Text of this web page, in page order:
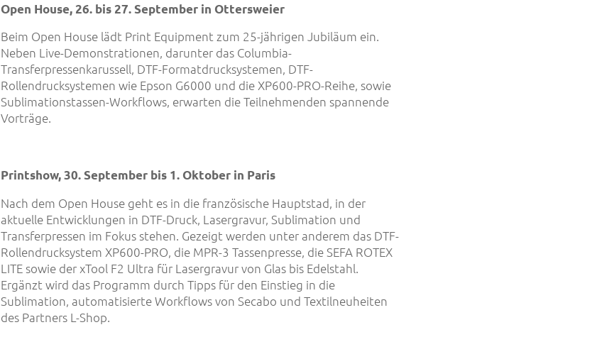
Open House, 26. bis 27. September in Ottersweier
Beim Open House lädt Print Equipment zum 25-jährigen Jubiläum ein.
Neben Live-Demonstrationen, darunter das Columbia-
Transferpressenkarussell, DTF-Formatdrucksystemen, DTF-
Rollendrucksystemen wie Epson G6000 und die XP600-PRO-Reihe, sowie
Sublimationstassen-Workflows, erwarten die Teilnehmenden spannende
Vorträge.
Printshow, 30. September bis 1. Oktober in Paris
Nach dem Open House geht es in die französische Hauptstad, in der
aktuelle Entwicklungen in DTF-Druck, Lasergravur, Sublimation und
Transferpressen im Fokus stehen. Gezeigt werden unter anderem das DTF-
Rollendrucksystem XP600-PRO, die MPR-3 Tassenpresse, die SEFA ROTEX
LITE sowie der xTool F2 Ultra für Lasergravur von Glas bis Edelstahl.
Ergänzt wird das Programm durch Tipps für den Einstieg in die
Sublimation, automatisierte Workflows von Secabo und Textilneuheiten
des Partners L-Shop.